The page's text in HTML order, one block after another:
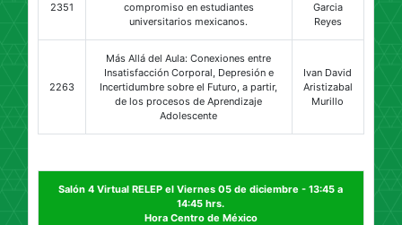
2351
compromiso en estudiantes
universitarios mexicanos.
Garcia
Reyes
2263
Más Allá del Aula: Conexiones entre
Insatisfacción Corporal, Depresión e
Incertidumbre sobre el Futuro, a partir,
de los procesos de Aprendizaje
Adolescente
Ivan David
Aristizabal
Murillo
Salón 4 Virtual RELEP el Viernes 05 de diciembre - 13:45 a
14:45 hrs.
Hora Centro de México